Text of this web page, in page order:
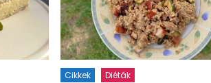
Cikkek Diéták